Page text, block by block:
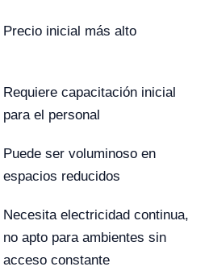
Precio inicial más alto
Requiere capacitación inicial
para el personal
Puede ser voluminoso en
espacios reducidos
Necesita electricidad continua,
no apto para ambientes sin
acceso constante